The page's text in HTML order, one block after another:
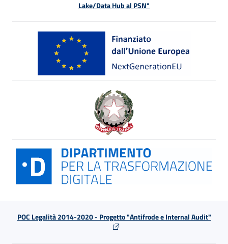
Lake/Data Hub al PSN"
POC Legalità 2014-2020 - Progetto "Antifrode e Internal Audit"